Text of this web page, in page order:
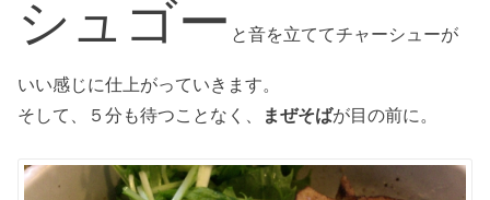
シュゴー と音を立ててチャーシューが
いい感じに仕上がっていきます。
そして、５分も待つことなく、
まぜそばが目の前に。